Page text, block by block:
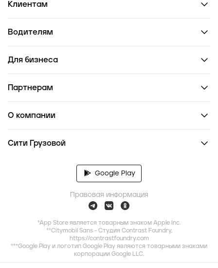
Клиентам
Водителям
Для бизнеса
Партнерам
О компании
Сити Грузовой
Google Play
Правовая информация
*App Store является товарным знаком Apple Inc.
**Citymobil Sans - Студия Contrast Foundry,
https://contrastfoundry.com
***Google Play и логотип Google Play являются товарными знаками
корпорации Google LLC.